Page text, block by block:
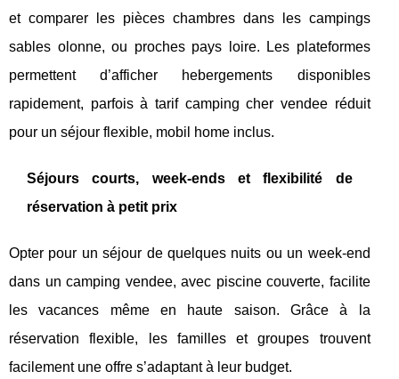
et comparer les pièces chambres dans les campings
sables olonne, ou proches pays loire. Les plateformes
permettent d’afficher hebergements disponibles
rapidement, parfois à tarif camping cher vendee réduit
pour un séjour flexible, mobil home inclus.
Séjours courts, week-ends et flexibilité de
réservation à petit prix
Opter pour un séjour de quelques nuits ou un week-end
dans un camping vendee, avec piscine couverte, facilite
les vacances même en haute saison. Grâce à la
réservation flexible, les familles et groupes trouvent
facilement une offre s’adaptant à leur budget.